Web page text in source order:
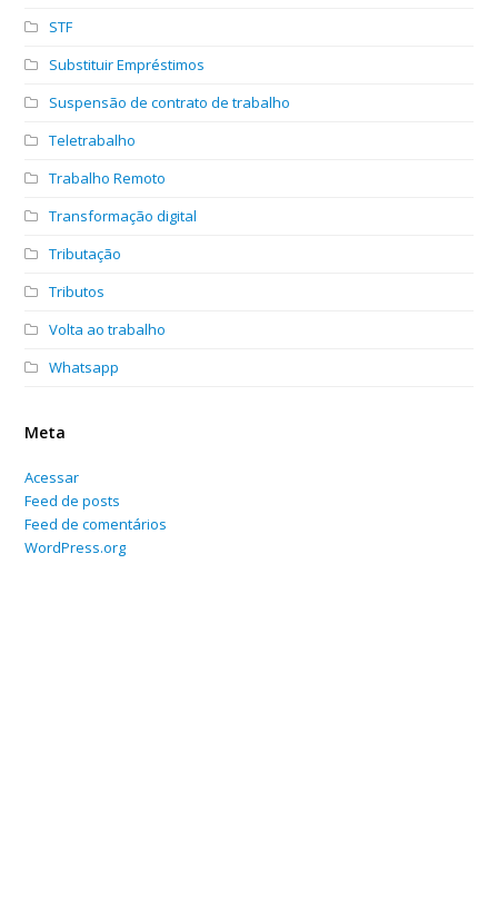
STF
Substituir Empréstimos
Suspensão de contrato de trabalho
Teletrabalho
Trabalho Remoto
Transformação digital
Tributação
Tributos
Volta ao trabalho
Whatsapp
Meta
Acessar
Feed de posts
Feed de comentários
WordPress.org